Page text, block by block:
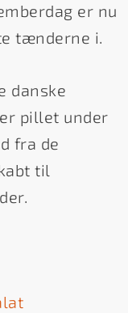
er nu
tænderne i.
danske
pillet under
fra de
til